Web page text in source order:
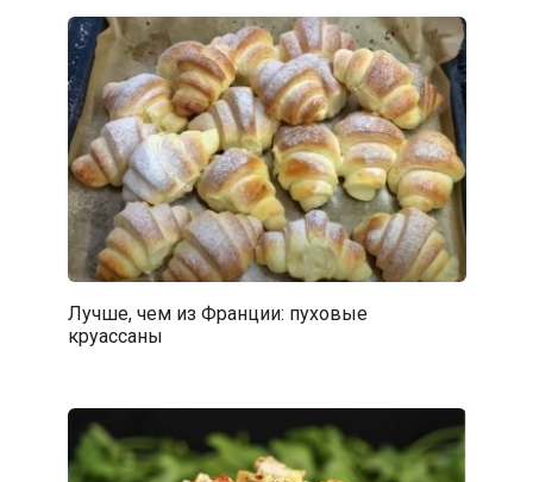
Лучше, чем из Франции: пуховые
круассаны